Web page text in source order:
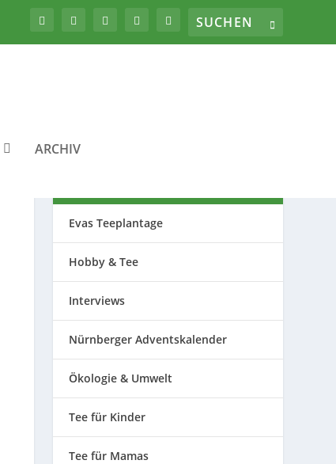
ARCHIV
Evas Teeplantage
Hobby & Tee
Interviews
Nürnberger Adventskalender
Ökologie & Umwelt
Tee für Kinder
Tee für Mamas